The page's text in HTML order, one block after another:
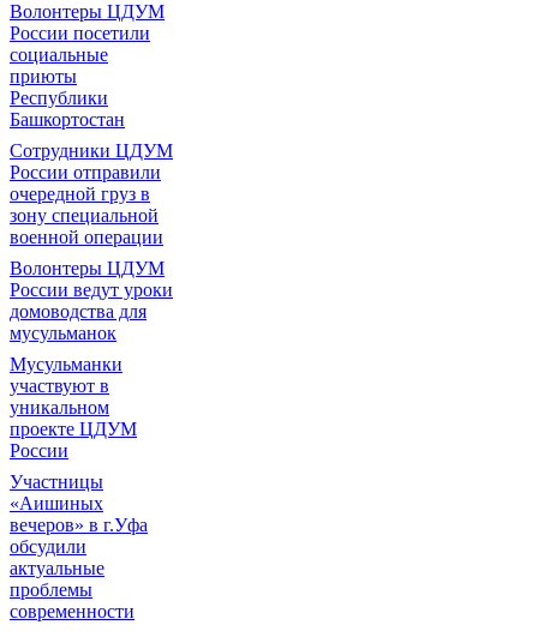
Волонтеры ЦДУМ
России посетили
социальные
приюты
Республики
Башкортостан
Сотрудники ЦДУМ
России отправили
очередной груз в
зону специальной
военной операции
Волонтеры ЦДУМ
России ведут уроки
домоводства для
мусульманок
Мусульманки
участвуют в
уникальном
проекте ЦДУМ
России
Участницы
«Аишиных
вечеров» в г.Уфа
обсудили
актуальные
проблемы
современности